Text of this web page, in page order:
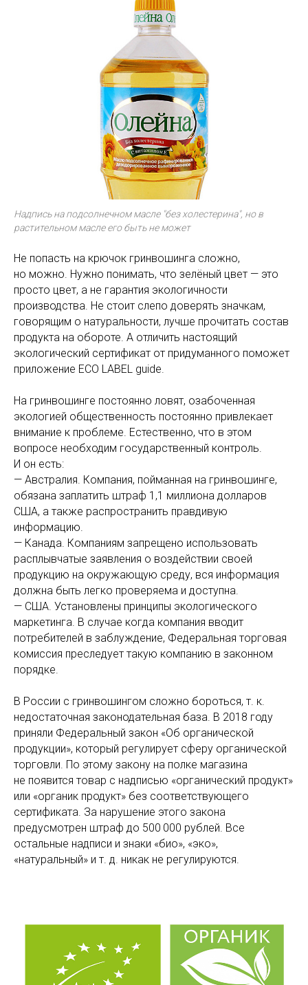
Надпись на подсолнечном масле "без холестерина", но в
растительном масле его быть не может
Не попасть на крючок гринвошинга сложно,
но можно. Нужно понимать, что зелёный цвет — это
просто цвет, а не гарантия экологичности
производства. Не стоит слепо доверять значкам,
говорящим о натуральности, лучше прочитать состав
продукта на обороте. А отличить настоящий
экологический сертификат от придуманного поможет
приложение ECO LABEL guide.
На гринвошинге постоянно ловят, озабоченная
экологией общественность постоянно привлекает
внимание к проблеме. Естественно, что в этом
вопросе необходим государственный контроль.
И он есть:
— Австралия. Компания, пойманная на гринвошинге,
обязана заплатить штраф 1,1 миллиона долларов
США, а также распространить правдивую
информацию.
— Канада. Компаниям запрещено использовать
расплывчатые заявления о воздействии своей
продукцию на окружающую среду, вся информация
должна быть легко проверяема и доступна.
— США. Установлены принципы экологического
маркетинга. В случае когда компания вводит
потребителей в заблуждение, Федеральная торговая
комиссия преследует такую компанию в законном
порядке.
В России с гринвошингом сложно бороться, т. к.
недостаточная законодательная база. В 2018 году
приняли Федеральный закон «Об органической
продукции», который регулирует сферу органической
торговли. По этому закону на полке магазина
не появится товар с надписью «органический продукт»
или «органик продукт» без соответствующего
сертификата. За нарушение этого закона
предусмотрен штраф до 500 000 рублей. Все
остальные надписи и знаки «био», «эко»,
«натуральный» и т. д. никак не регулируются.